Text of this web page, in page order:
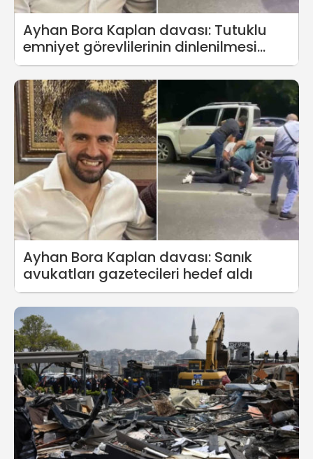
Ayhan Bora Kaplan davası: Tutuklu
emniyet görevlilerinin dinlenilmesi
talepleri reddedildi
Ayhan Bora Kaplan davası: Sanık
avukatları gazetecileri hedef aldı